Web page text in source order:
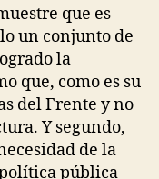
que es
un conjunto de
la
que, como es su
del Frente y no
Y segundo,
de la
pública